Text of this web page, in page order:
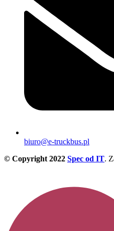
biuro@e-truckbus.pl
© Copyright 2022 Spec od IT.